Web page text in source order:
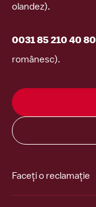
olandez).
0031 85 210 40 80
românesc).
Faceți o reclamație